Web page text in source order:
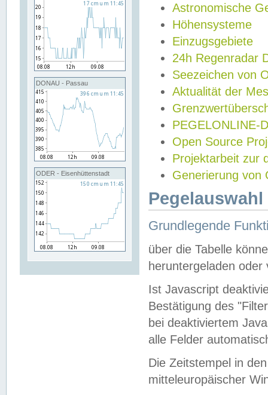
DONAU - Passau
ODER - Eisenhüttenstadt
Astronomische
Höhensysteme
Einzugsgebiete
24h Regenradar
Seezeichen von
Aktualität der
PEGELONLINE-
Open Source
Projektarbeit zur
Generierung von
Grundlegende
über die Tabelle
heruntergeladen oder
Ist Javascript
Bestätigung des
bei deaktiviertem
alle Felder
Die Zeitstempel in
mitteleuropäischer